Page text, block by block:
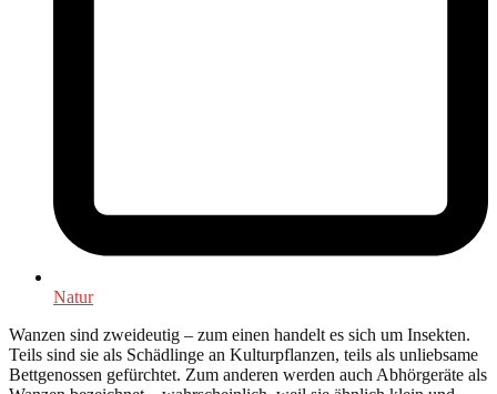
Natur
Wanzen sind zweideutig – zum einen handelt es sich um Insekten.
Teils sind sie als Schädlinge an Kulturpflanzen, teils als unliebsame
Bettgenossen gefürchtet. Zum anderen werden auch Abhörgeräte als